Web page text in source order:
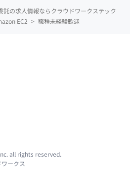
託の求人情報ならクラウドワークステック
EC2 > 職種未経験歓迎
all rights reserved.
ークス